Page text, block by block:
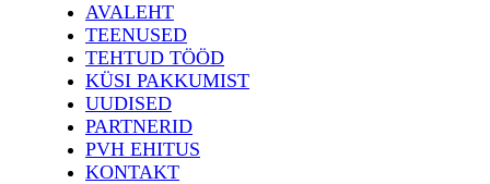
AVALEHT
TEENUSED
TEHTUD TÖÖD
KÜSI PAKKUMIST
UUDISED
PARTNERID
PVH EHITUS
KONTAKT